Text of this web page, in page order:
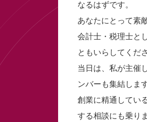
なるはずです。
あなたにとって素
会計士・税理士と
ともいらしてくだ
当日は、私が主催
ンバーも集結します
創業に精通してい
する相談にも乗り